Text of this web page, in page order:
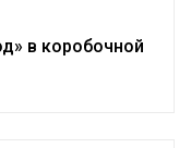
в коробочной